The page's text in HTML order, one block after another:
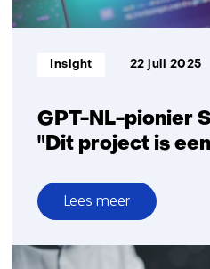
GPT-NL-pionier
"Dit project is
Informatietype:
Insight 22 juli 2025
Lees meer
over
GPT-